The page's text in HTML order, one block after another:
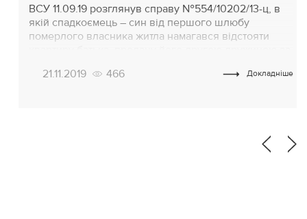
ВСУ 11.09.19 розглянув справу №554/10202/13-ц, в
якій спадкоємець – син від першого шлюбу
померлого власника житла намагався відстояти
рідного сина. Він наполягав на тому, що мала місце
21.11.2019 466 Докладніше